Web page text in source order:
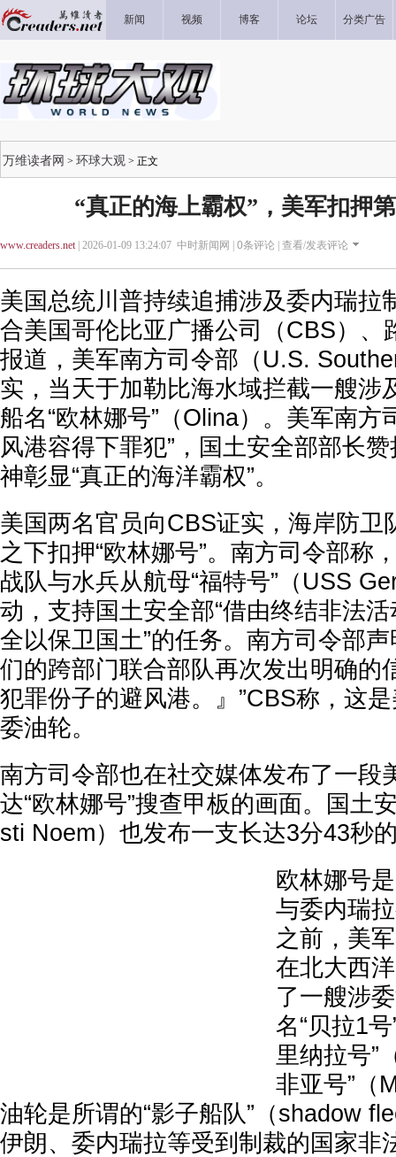
新闻 视频 博客 论坛 分类广告
万维读者网 > 环球大观 > 正文
“真正的海上霸权”，美军扣押
www.creaders.net| 2026-01-09 13:24:07 中时新闻网 | 0条评论 | 查看/发表评论
美国总统川普持续追捕涉及委内瑞拉
合美国哥伦比亚广播公司（CBS）、
报道，美军南方司令部（U.S.
实，当天于加勒比海水域拦截一艘涉
船名“欧林娜号”（Olina）。美军南方
风港容得下罪犯”，国土安全部部长
神彰显“真正的海洋霸权”。
美国两名官员向CBS证实，海岸防卫
之下扣押“欧林娜号”。南方司令部称
战队与水兵从航母“福特号”（USS
动，支持国土安全部“借由终结非法
全以保卫国土”的任务。南方司令部
们的跨部门联合部队再次发出明确的
犯罪份子的避风港。』”CBS称，这
委油轮。
南方司令部也在社交媒体发布了一段
达“欧林娜号”搜查甲板的画面。国土
sti Noem）也发布一支长达3分43秒
欧林娜号
与委内瑞
之前，美
在北大西
了一艘涉
名“贝拉1
里纳拉号”
非亚号”（
油轮是所谓的“影子船队”（shadow
伊朗、委内瑞拉等受到制裁的国家非